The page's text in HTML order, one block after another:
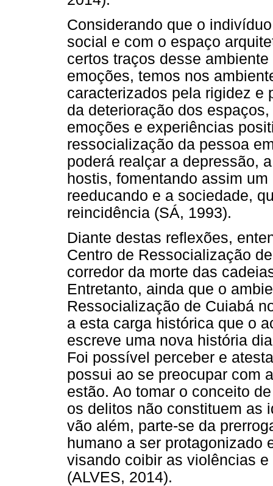
Considerando que o
social e com o espaço
certos traços desse
emoções, temos nos
caracterizados pela rigidez e
da deterioração dos
emoções e experiências
ressocialização da pessoa
poderá realçar a depressão,
hostis, fomentando assim
reeducando e a sociedade,
reincidência (SÁ, 1993).
Diante destas reflexões,
Centro de Ressocialização
corredor da morte das
Entretanto, ainda que o
Ressocialização de Cuiabá
a esta carga histórica que o
escreve uma nova história
Foi possível perceber e
possui ao se preocupar com
estão. Ao tomar o conceito
os delitos não constituem as
vão além, parte-se da
humano a ser protagonizado
visando coibir as violências
(ALVES, 2014).